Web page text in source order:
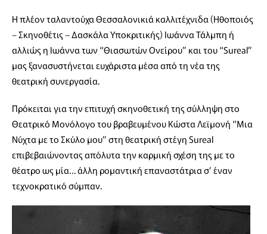
Η πλέον ταλαντούχα Θεσσαλονικιά καλλιτέχνιδα (Ηθοποιός
– Σκηνοθέτις – Δασκάλα Υποκριτικής) Ιωάννα Τάλμπη ή
αλλιώς η Ιωάννα των “Θιασωτών Ονείρου” και του “Sureal”
μας ξανασυστήνεται ευχάριστα μέσα από τη νέα της
θεατρική συνεργασία.
Πρόκειται για την επιτυχή σκηνοθετική της σύλληψη στο
Θεατρικό Μονόλογο του βραβευμένου Κώστα Λεϊμονή “Μια
Νύχτα με το Σκύλο μου” στη θεατρική στέγη Sureal
επιβεβαιώνοντας απόλυτα την καρμική σχέση της με το
θέατρο ως μία… άλλη ρομαντική επαναστάτρια σ’ έναν
τεχνοκρατικό σύμπαν.